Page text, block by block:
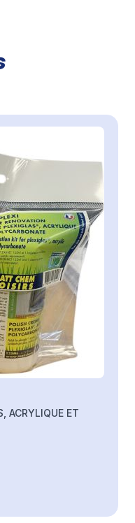
éléments du
en carrousel
ACRYLIQUE ET